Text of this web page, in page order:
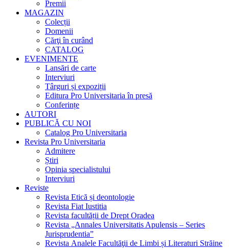
Premii
MAGAZIN
Colecții
Domenii
Cărţi în curând
CATALOG
EVENIMENTE
Lansări de carte
Interviuri
Târguri și expoziții
Editura Pro Universitaria în presă
Conferințe
AUTORI
PUBLICĂ CU NOI
Catalog Pro Universitaria
Revista Pro Universitaria
Admitere
Știri
Opinia specialistului
Interviuri
Reviste
Revista Etică și deontologie
Revista Fiat Iustitia
Revista facultății de Drept Oradea
Revista „Annales Universitatis Apulensis – Series
Jurisprudentia”
Revista Analele Facultăţii de Limbi și Literaturi Străine